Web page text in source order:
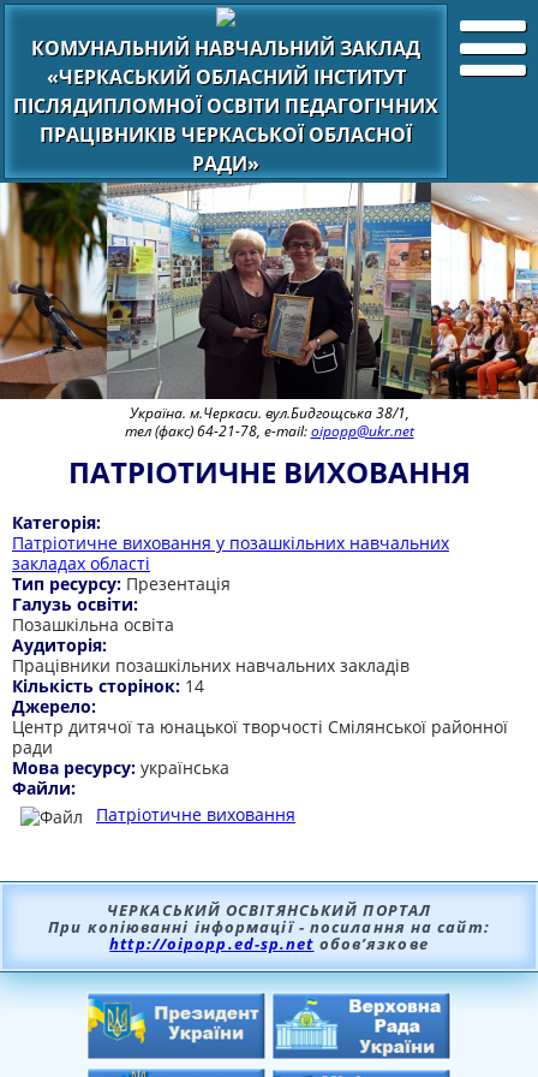
КОМУНАЛЬНИЙ НАВЧАЛЬНИЙ ЗАКЛАД
«ЧЕРКАСЬКИЙ ОБЛАСНИЙ ІНСТИТУТ
ПІСЛЯДИПЛОМНОЇ ОСВІТИ ПЕДАГОГІЧНИХ
ПРАЦІВНИКІВ ЧЕРКАСЬКОЇ ОБЛАСНОЇ
РАДИ»
Україна. м.Черкаси. вул.Бидгощська 38/1,
тел (факс) 64-21-78, e-mail:oipopp@ukr.net
ПАТРІОТИЧНЕ ВИХОВАННЯ
Категорія:
Патріотичне виховання у позашкільних навчальних
закладах області
Тип ресурсу: Презентація
Галузь освіти:
Позашкільна освіта
Аудиторія:
Працівники позашкільних навчальних закладів
Кількість сторінок: 14
Джерело:
Центр дитячої та юнацької творчості Смілянської районної
ради
Мова ресурсу: українська
Файли:
Патріотичне виховання
ЧЕРКАСЬКИЙ ОСВІТЯНСЬКИЙ ПОРТАЛ
При копіюванні інформації - посилання на сайт:
http://oipopp.ed-sp.net обов’язкове